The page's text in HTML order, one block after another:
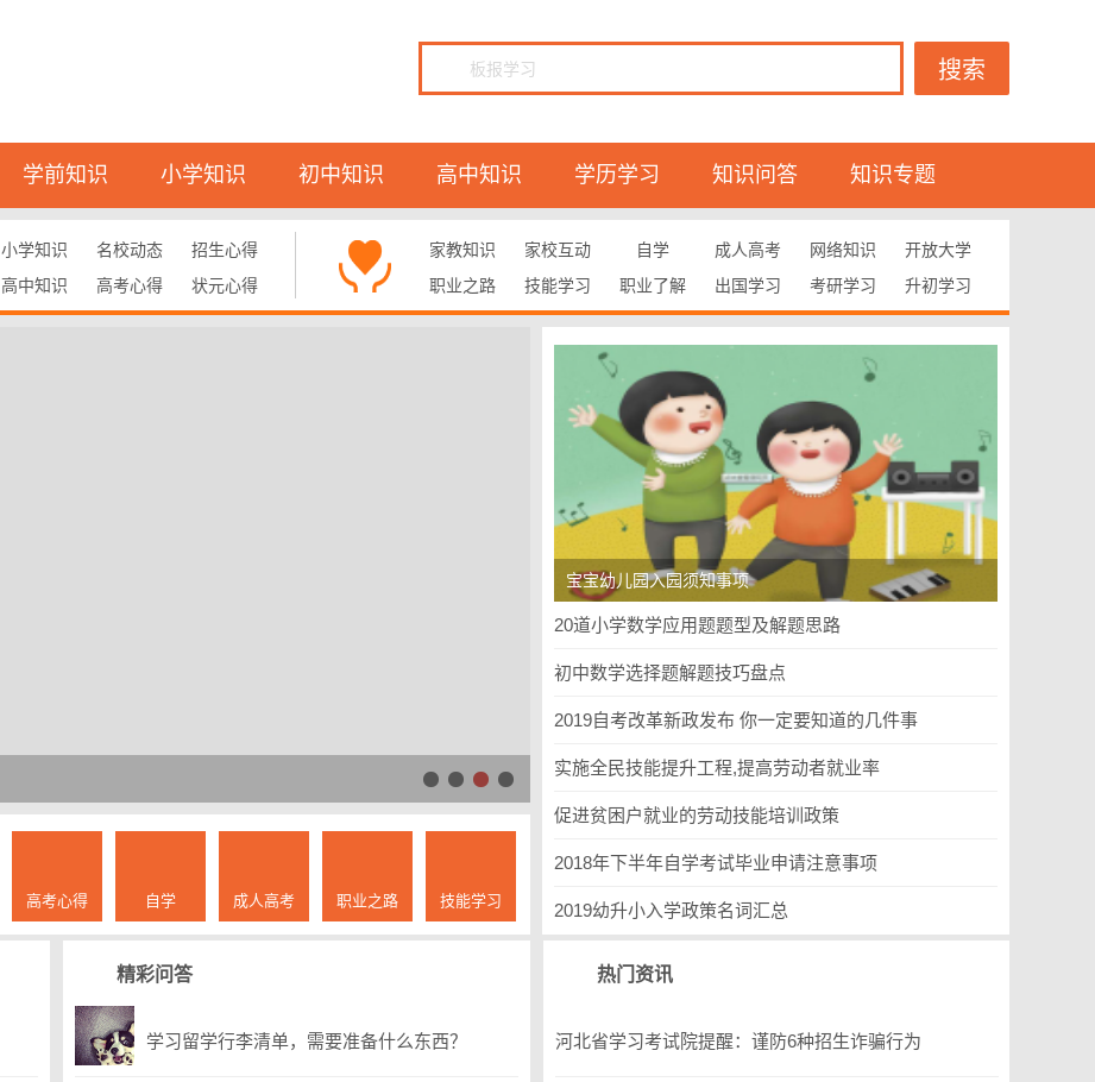
搜索
学前知识 小学知识 初中知识 高中知识 学历学习 知识问答 知识专题
小学知识 名校动态
招生心得
高中知识 高考心得 状元心得
家教知识 家校互动 自学 成人高考 网络知识
开放大学
职业之路
技能学习 职业了解 出国学习 考研学习 升初学习
2019考研时间_试题及答案_成绩查询_准考证打印
高考心得 自学 成人高考 职业之路 技能学习
宝宝幼儿园入园须知事项
20道小学数学应用题题型及解题思路
初中数学选择题解题技巧盘点
2019自考改革新政发布 你一定要知道的几件事
实施全民技能提升工程,提高劳动者就业率
促进贫困户就业的劳动技能培训政策
2018年下半年自学考试毕业申请注意事项
2019幼升小入学政策名词汇总
精彩问答
学习留学行李清单，需要准备什么东西？
热门资讯
河北省学习考试院提醒：谨防6种招生诈骗行为